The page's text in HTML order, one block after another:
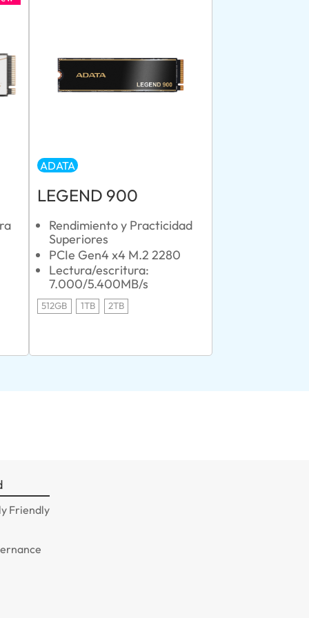
ADATA
LEGEND 900
Rendimiento y Practicidad
Superiores
PCIe Gen4 x4 M.2 2280
Lectura/escritura:
7.000/5.400MB/s
512GB 1TB 2TB
Friendly